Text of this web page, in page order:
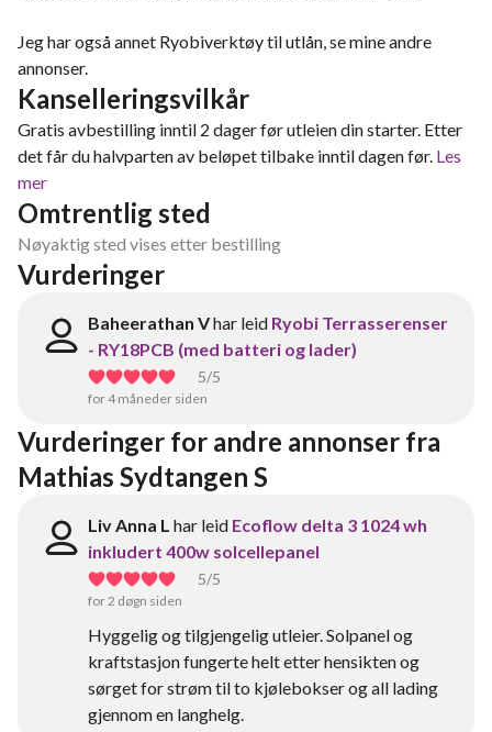
Jeg har også annet Ryobiverktøy til utlån, se mine andre
annonser.
Kanselleringsvilkår
Gratis avbestilling inntil 2 dager før utleien din starter. Etter
det får du halvparten av beløpet tilbake inntil dagen før. Les
mer
Omtrentlig sted
Nøyaktig sted vises etter bestilling
Vurderinger
Baheerathan Vhar leid Ryobi Terrasserenser
- RY18PCB (med batteri og lader)
5/5
for 4 måneder siden
Vurderinger for andre annonser fra
Mathias Sydtangen S
Liv Anna L har leid Ecoflow delta 3 1024 wh
inkludert 400w solcellepanel
5/5
for 2 døgn siden
Hyggelig og tilgjengelig utleier. Solpanel og
kraftstasjon fungerte helt etter hensikten og
sørget for strøm til to kjølebokser og all lading
gjennom en langhelg.